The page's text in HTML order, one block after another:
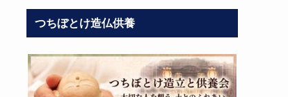
つちぼとけ造仏供養